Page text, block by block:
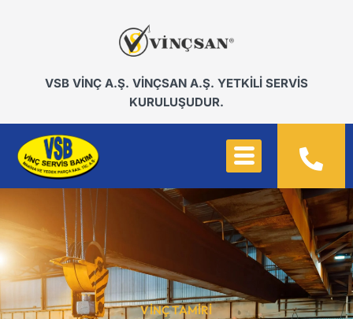
VSB VİNÇ A.Ş. VİNÇSAN A.Ş. YETKİLİ SERVİS
KURULUŞUDUR.
VINÇ TAMIRI